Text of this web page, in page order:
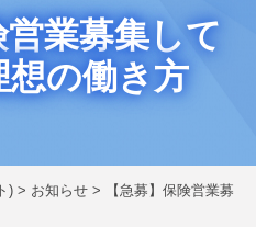
営業募集して
想の働き方
) > お知らせ >
【急募】保険営業募